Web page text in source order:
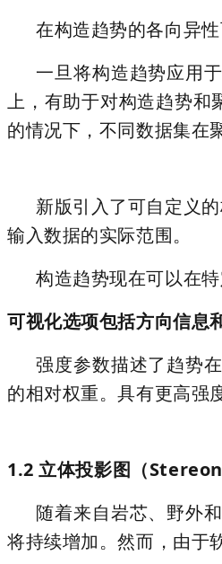
在构造趋势的各向异
一旦将构造趋势应用
上，有助于对构造趋势和
的情况下，不同数据集在
新版引入了可自定义
输入数据的实际范围。
构造趋势现在可以在
可视化选项包括方向信息
强度参数描述了趋势
的相对权重。具有更高强
1.2 立体投影图（
随着来自岩芯、野外
将持续增加。然而，由于